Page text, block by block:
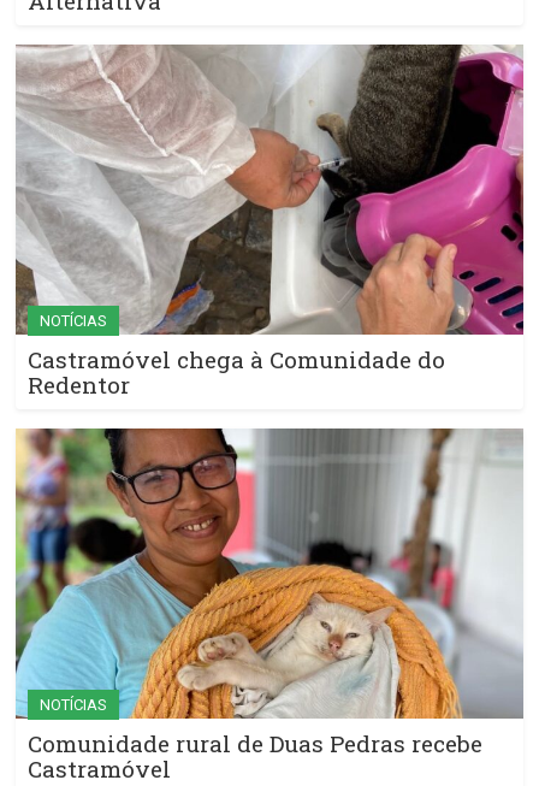
NOTÍCIAS
Castramóvel chega à Comunidade do
Redentor
NOTÍCIAS
Comunidade rural de Duas Pedras recebe
Castramóvel